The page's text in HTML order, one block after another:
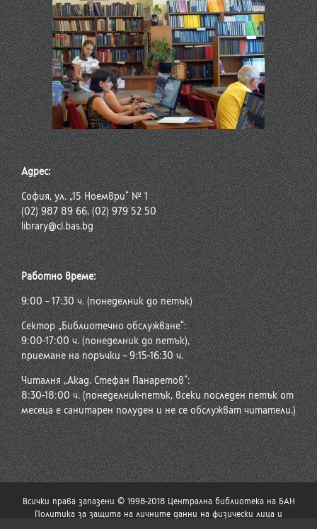
Адрес:
София, ул. „15 Ноември“ № 1
(02) 987 89 66, (02) 979 52 50
library@cl.bas.bg
Работно време:
9:00 – 17:30 ч. (понеделник до петък)
Сектор „Библиотечно обслужване“:
9:00-17:00 ч. (понеделник до петък),
приемане на поръчки – 9:15-16:30 ч.
Читалня „Акад. Стефан Панаретов“:
8:30-18:00 ч. (понеделник-петък, всеки последен петък от
месеца е санитарен полуден и не се обслужват читатели.)
Всички права запазени © 1998-2018 Централна библиотека на БАН
Политика за защита на личните данни на физически лица и